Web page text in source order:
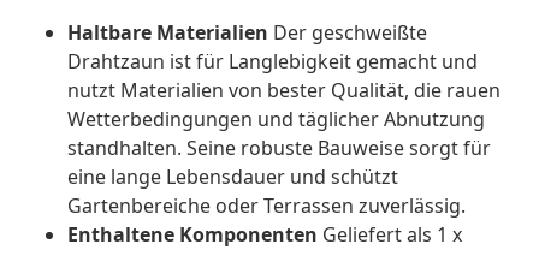
Haltbare Materialien Der geschweißte
Drahtzaun ist für Langlebigkeit gemacht und
nutzt Materialien von bester Qualität, die rauen
Wetterbedingungen und täglicher Abnutzung
standhalten. Seine robuste Bauweise sorgt für
eine lange Lebensdauer und schützt
Gartenbereiche oder Terrassen zuverlässig.
Enthaltene Komponenten Geliefert als 1 x